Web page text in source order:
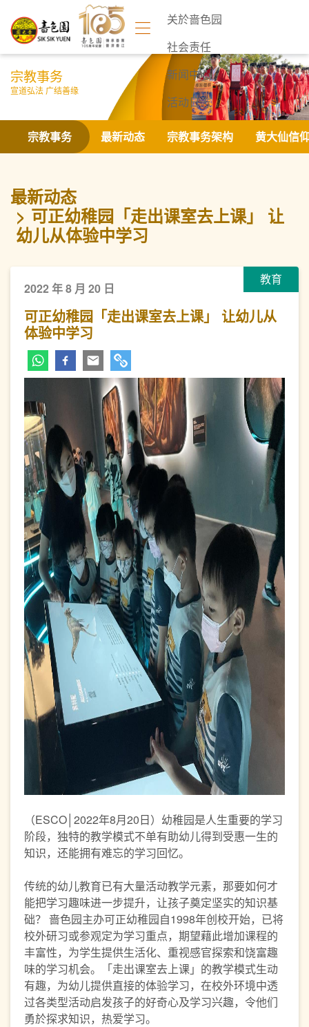
关於啬色园
社会责任
新闻中心
活动日志
联络我们
宗教事务
宣道弘法 广结善缘
宗教事务 最新动态 宗教事务架构 黄大仙信
最新动态
可正幼稚园「走出课室去上课」 让
幼儿从体验中学习
教育
2022 年 8 月 20 日
可正幼稚园「走出课室去上课」 让幼儿从
体验中学习
（ESCO│2022年8月20日）幼稚园是人生重要的学习
阶段，独特的教学模式不单有助幼儿得到受惠一生的
知识，还能拥有难忘的学习回忆。
传统的幼儿教育已有大量活动教学元素，那要如何才
能把学习趣味进一步提升，让孩子奠定坚实的知识基
础？ 啬色园主办可正幼稚园自1998年创校开始，已将
校外研习或参观定为学习重点，期望藉此增加课程的
丰富性，为学生提供生活化、重视感官探索和饶富趣
味的学习机会。「走出课室去上课」的教学模式生动
有趣，为幼儿提供直接的体验学习，在校外环境中透
过各类型活动启发孩子的好奇心及学习兴趣，令他们
勇於探求知识，热爱学习。